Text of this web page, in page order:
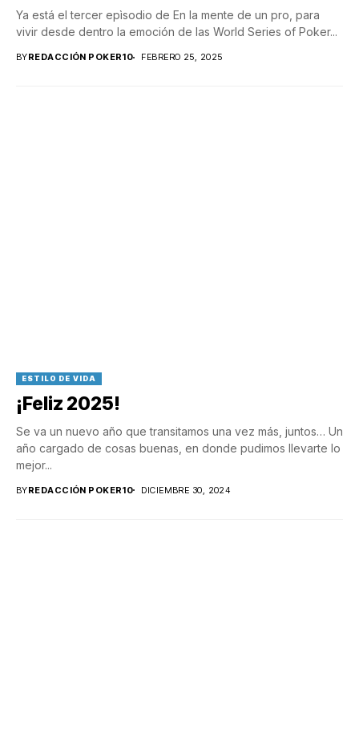
Ya está el tercer epìsodio de En la mente de un pro, para
vivir desde dentro la emoción de las World Series of Poker...
BYREDACCIÓN POKER10 FEBRERO 25, 2025
ESTILO DE VIDA
¡Feliz 2025!
Se va un nuevo año que transitamos una vez más, juntos… Un
año cargado de cosas buenas, en donde pudimos llevarte lo
mejor...
BYREDACCIÓN POKER10 DICIEMBRE 30, 2024